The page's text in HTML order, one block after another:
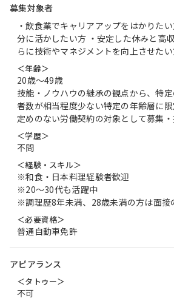
募集対象者
・飲食業でキャリアアップをはかりた
分に活かしたい方 ・安定した休みと高
らに技術やマネジメントを向上させた
＜年齢＞
20歳〜49歳
技能・ノウハウの継承の観点から、特
者数が相当程度少ない特定の年齢層に
定めのない労働契約の対象として募集
＜学歴＞
不問
＜経験・スキル＞
※和食・日本料理経験者歓迎
※20～30代も活躍中
※調理歴8年未満、28歳未満の方は面接
＜必要資格＞
普通自動車免許
アピアランス
＜タトゥー＞
不可